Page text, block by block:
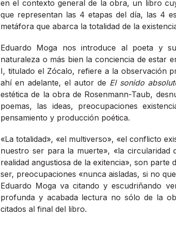
en el contexto general de la obra, un libro
que representan las 4 etapas del día, las 4
metáfora que abarca la totalidad de la
Eduardo Moga nos introduce al poeta y
naturaleza o más bien la conciencia de estar
I, titulado el Zócalo, refiere a la observación
ahí en adelante, el autor de El sonido
estética de la obra de Rosenmann-Taub,
poemas, las ideas, preocupaciones
pensamiento y producción poética.
«La totalidad», «el multiverso», «el conflicto
nuestro ser para la muerte», «la
realidad angustiosa de la exitencia», son parte
ser, preocupaciones «nunca aisladas, si no
Eduardo Moga va citando y escudriñando
profunda y acabada lectura no sólo de la
citados al final del libro.